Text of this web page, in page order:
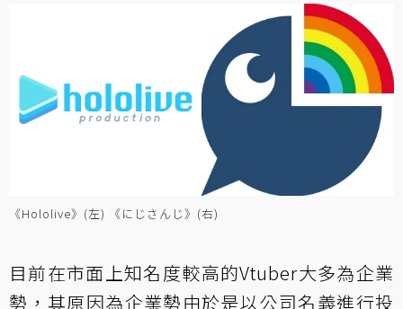
《Hololive》(左) 《にじさんじ》(右)
目前在市面上知名度較高的Vtuber大多為企業
勢，其原因為企業勢由於是以公司名義進行投